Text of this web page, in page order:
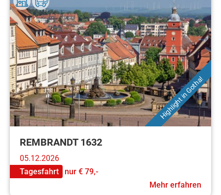
Highlight in Gotha!
REMBRANDT 1632
05.12.2026
Tagesfahrt
nur € 79,-
Mehr erfahren